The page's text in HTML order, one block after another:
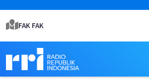
FAK FAK